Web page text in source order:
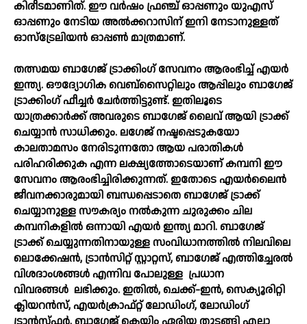
കിരീടമാണിത്. ഈ വര്‍ഷം ഫ്രഞ്ച് ഓപ്പണും യുഎസ്
ഓപ്പണും നേടിയ അല്‍ക്കറാസിന് ഇനി നേടാനുള്ളത്
ഓസ്‌ട്രേലിയന്‍ ഓപ്പണ്‍ മാത്രമാണ്.
തത്സമയ ബാഗേജ് ട്രാക്കിംഗ് സേവനം ആരംഭിച്ച് എയര്‍
ഇന്ത്യ. ഔദ്യോഗിക വെബ്‌സൈറ്റിലും ആപ്പിലും ബാഗേജ്
ട്രാക്കിംഗ് ഫീച്ചര്‍ ചേര്‍ത്തിട്ടുണ്ട്. ഇതിലൂടെ
യാത്രക്കാര്‍ക്ക് അവരുടെ ബാഗേജ് ലൈവ് ആയി ട്രാക്ക്
ചെയ്യാന്‍ സാധിക്കും. ലഗേജ് നഷ്ടപ്പെടുകയോ
കാലതാമസം നേരിടുന്നതോ ആയ പരാതികള്‍
പരിഹരിക്കുക എന്ന ലക്ഷ്യത്തോടെയാണ് കമ്പനി ഈ
സേവനം ആരംഭിച്ചിരിക്കുന്നത്. ഇതോടെ എയര്‍ലൈന്‍
ജീവനക്കാരുമായി ബന്ധപ്പെടാതെ ബാഗേജ് ട്രാക്ക്
ചെയ്യാനുള്ള സൗകര്യം നല്‍കുന്ന ചുരുക്കം ചില
കമ്പനികളില്‍ ഒന്നായി എയര്‍ ഇന്ത്യ മാറി. ബാഗേജ്
ട്രാക്ക് ചെയ്യുന്നതിനായുള്ള സംവിധാനത്തില്‍ നിലവിലെ
ലൊക്കേഷന്‍, ട്രാന്‍സിറ്റ് സ്റ്റാറ്റസ്, ബാഗേജ് എത്തിച്ചേരല്‍
വിശദാംശങ്ങള്‍ എന്നിവ പോലുള്ള പ്രധാന
വിവരങ്ങള്‍ ലഭിക്കും. ഇതില്‍, ചെക്ക്-ഇന്‍, സെക്യൂരിറ്റി
ക്ലിയറന്‍സ്, എയര്‍ക്രാഫ്റ്റ് ലോഡിംഗ്, ലോഡിംഗ്